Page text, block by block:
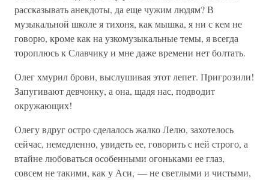
рассказывать анекдоты, да еще чужим людям? В
музыкальной школе я тихоня, как мышка, я ни с кем не
говорю, кроме как на узкомузыкальные темы, я всегда
тороплюсь к Славчику и мне даже времени нет болтать.
Олег хмурил брови, выслушивая этот лепет. Пригрозили!
Запугивают девчонку, а она, щадя нас, подводит
окружающих!
Олегу вдруг остро сделалось жалко Лелю, захотелось
сейчас, немедленно, увидеть ее, говорить с ней строго, а
втайне любоваться особенными огоньками ее глаз,
совсем не такими, как у Аси, — не светлыми и чистыми,